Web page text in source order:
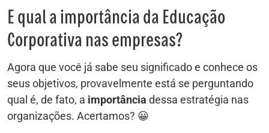
E qual a importância da Educação
Corporativa nas empresas?
Agora que você já sabe seu significado e conhece os
seus objetivos, provavelmente está se perguntando
qual é, de fato, a importância dessa estratégia nas
organizações. Acertamos? 😀